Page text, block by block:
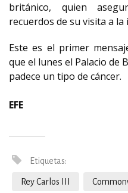
británico, quien
recuerdos de su visita a la
Este es el primer
que el lunes el Palacio de
padece un tipo de cáncer.
EFE
Etiquetas:
Rey Carlos III